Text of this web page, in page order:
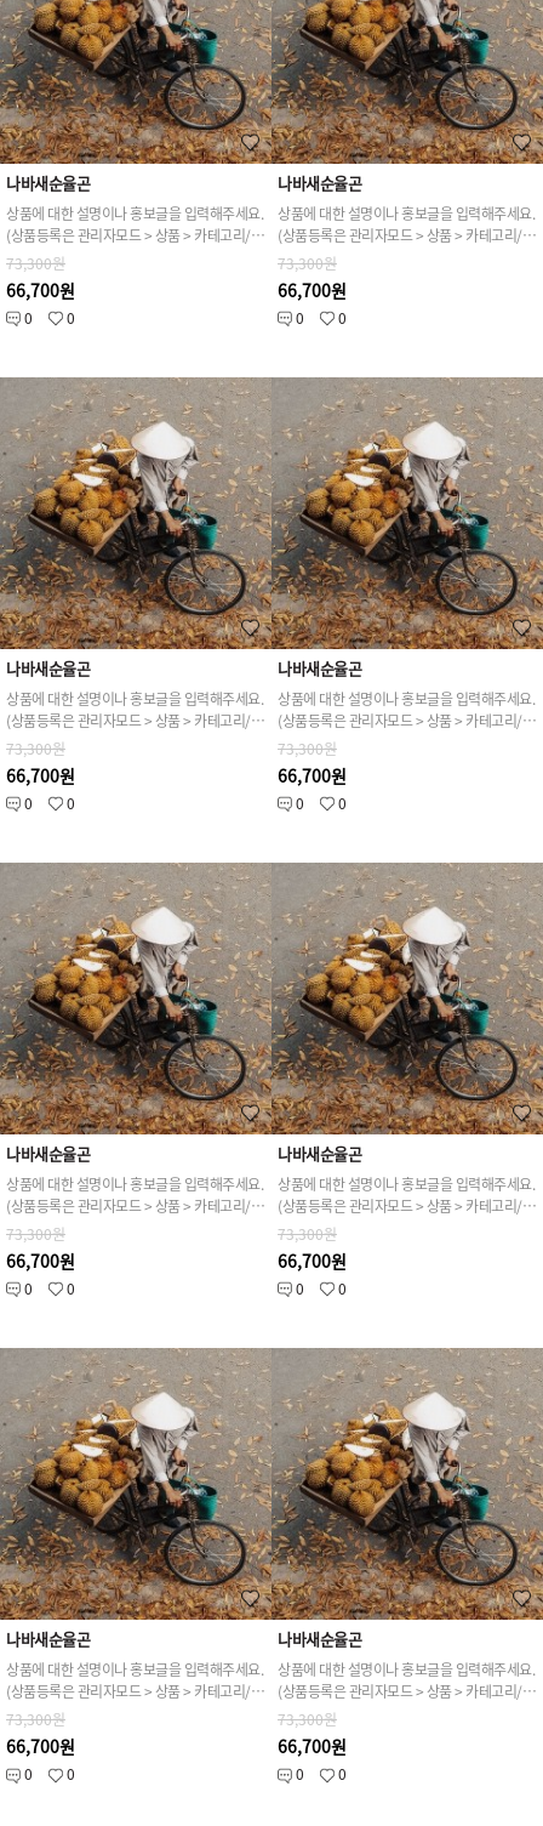
나바새순율곤
상품에 대한 설명이나 홍보글을 입력해주세요.
(상품등록은 관리자모드 > 상품 > 카테고리/상품관리 > 상품등록 가능)
73,300원
66,700원
0 0
나바새순율곤
상품에 대한 설명이나 홍보글을 입력해주세요.
(상품등록은 관리자모드 > 상품 > 카테고리/상품관리 > 상품등록 가능)
73,300원
66,700원
0 0
나바새순율곤
상품에 대한 설명이나 홍보글을 입력해주세요.
(상품등록은 관리자모드 > 상품 > 카테고리/상품관리 > 상품등록 가능)
73,300원
66,700원
0 0
나바새순율곤
상품에 대한 설명이나 홍보글을 입력해주세요.
(상품등록은 관리자모드 > 상품 > 카테고리/상품관리 > 상품등록 가능)
73,300원
66,700원
0 0
나바새순율곤
상품에 대한 설명이나 홍보글을 입력해주세요.
(상품등록은 관리자모드 > 상품 > 카테고리/상품관리 > 상품등록 가능)
73,300원
66,700원
0 0
나바새순율곤
상품에 대한 설명이나 홍보글을 입력해주세요.
(상품등록은 관리자모드 > 상품 > 카테고리/상품관리 > 상품등록 가능)
73,300원
66,700원
0 0
나바새순율곤
상품에 대한 설명이나 홍보글을 입력해주세요.
(상품등록은 관리자모드 > 상품 > 카테고리/상품관리 > 상품등록 가능)
73,300원
66,700원
0 0
나바새순율곤
상품에 대한 설명이나 홍보글을 입력해주세요.
(상품등록은 관리자모드 > 상품 > 카테고리/상품관리 > 상품등록 가능)
73,300원
66,700원
0 0